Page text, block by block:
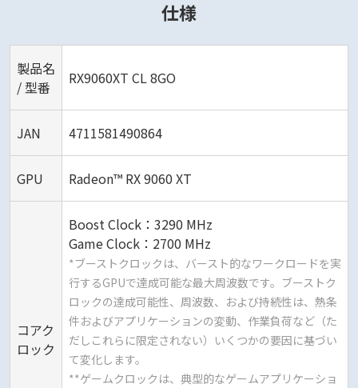
仕様
製品名
/ 型番
RX9060XT CL 8GO
JAN 4711581490864
GPU Radeon™ RX 9060 XT
コアク
ロック
Boost Clock：3290 MHz
Game Clock：2700 MHz
*ブーストクロックは、バースト的なワークロードを実
行するGPUで達成可能な最大周波数です。ブーストク
ロックの達成可能性、周波数、および持続性は、熱条
件およびアプリケーションの変動、作業負荷など（た
だしこれらに限定されない）いくつかの要因に基づい
て変化します。
**ゲームクロックは、典型的なゲームアプリケーショ